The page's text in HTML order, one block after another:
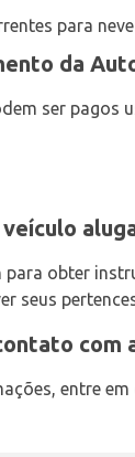
para neve
da
ser pagos
para obter
seus
com
entre